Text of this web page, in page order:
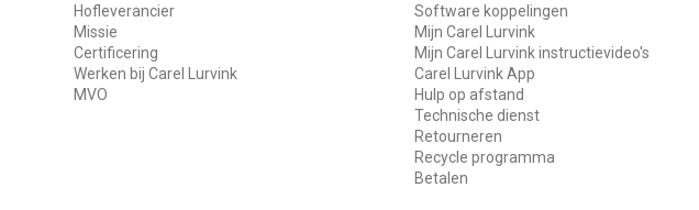
Hofleverancier
Missie
Certificering
Werken bij Carel Lurvink
MVO
Software koppelingen
Mijn Carel Lurvink
Mijn Carel Lurvink instructievideo's
Carel Lurvink App
Hulp op afstand
Technische dienst
Retourneren
Recycle programma
Betalen